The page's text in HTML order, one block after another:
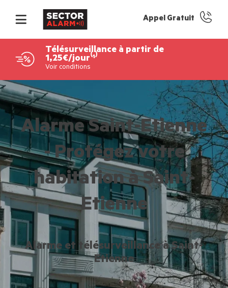
Appel Gratuit
Télésurveillance à partir de
1,25€/jour⁽¹⁾
Voir conditions
Alarme Saint-Etienne
- Protégez votre
habitation à Saint-
Etienne
Alarme et télésurveillance à Saint-
Etienne